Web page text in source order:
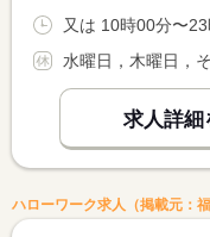
水曜日，木曜日，
求人詳細
ハローワーク求人（掲載元：